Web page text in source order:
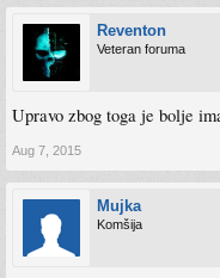
Reventon
Veteran foruma
Upravo zbog toga je bolje
Aug 7, 2015
Mujka
Komšija